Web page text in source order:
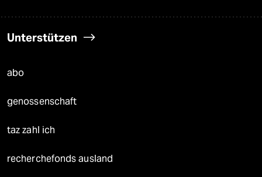
Unterstützen
abo
genossenschaft
taz zahl ich
recherchefonds ausland